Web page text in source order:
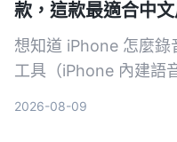
款，這款最適合中
想知道 iPhone 怎麼錄
工具（iPhone 內建語
2026-08-09